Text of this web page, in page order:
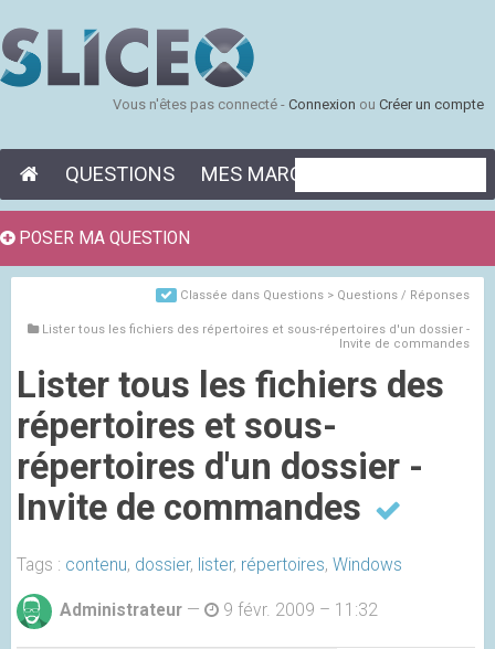
Vous n'êtes pas connecté - Connexion ou Créer un compte
QUESTIONS MES MARQUE-PAGES
Classée dans Questions > Questions / Réponses
Lister tous les fichiers des répertoires et sous-répertoires d'un dossier -
Invite de commandes
Lister tous les fichiers des
répertoires et sous-
répertoires d'un dossier -
Invite de commandes
Tags : contenu, dossier, lister, répertoires, Windows
Administrateur — 9 févr. 2009 – 11:32
POSER MA QUESTION